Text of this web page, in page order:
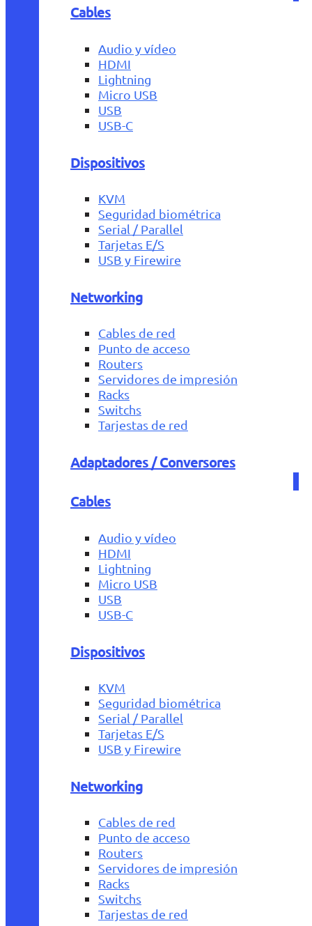
Cables
Audio y vídeo
HDMI
Lightning
Micro USB
USB
USB-C
Dispositivos
KVM
Seguridad biométrica
Serial / Parallel
Tarjetas E/S
USB y Firewire
Networking
Cables de red
Punto de acceso
Routers
Servidores de impresión
Racks
Switchs
Tarjestas de red
Adaptadores / Conversores
Cables
Audio y vídeo
HDMI
Lightning
Micro USB
USB
USB-C
Dispositivos
KVM
Seguridad biométrica
Serial / Parallel
Tarjetas E/S
USB y Firewire
Networking
Cables de red
Punto de acceso
Routers
Servidores de impresión
Racks
Switchs
Tarjestas de red